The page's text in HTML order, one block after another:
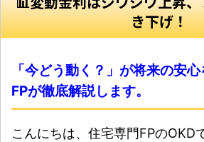
き下げ！
「今どう動く？」が将来の安心
FPが徹底解説します。
こんにちは、住宅専門FPのOKD